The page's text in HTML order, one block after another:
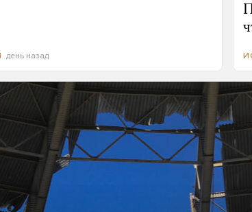
день назад